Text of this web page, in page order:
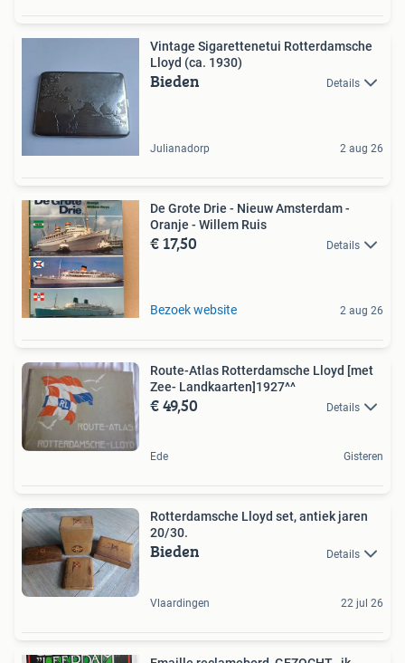
Vintage Sigarettenetui Rotterdamsche
Lloyd (ca. 1930)
Bieden Details
Julianadorp 2 aug 26
De Grote Drie - Nieuw Amsterdam -
Oranje - Willem Ruis
€ 17,50 Details
Bezoek website 2 aug 26
Route-Atlas Rotterdamsche Lloyd [met
Zee- Landkaarten]1927^^
€ 49,50 Details
Ede Gisteren
Rotterdamsche Lloyd set, antiek jaren
20/30.
Bieden Details
Vlaardingen 22 jul 26